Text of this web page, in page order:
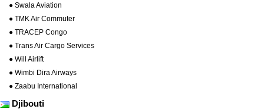
● Swala Aviation
● TMK Air Commuter
● TRACEP Congo
● Trans Air Cargo Services
● Will Airlift
● Wimbi Dira Airways
● Zaabu International
Djibouti